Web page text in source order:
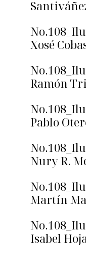
Xosé
Ramón
Pablo
Nury R.
Martín
Isabel